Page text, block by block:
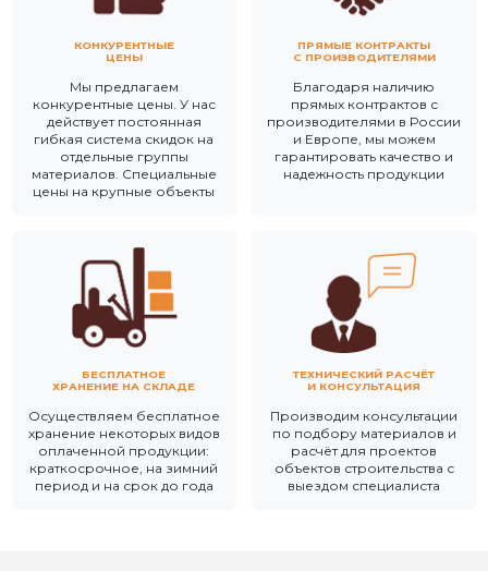
КОНКУРЕНТНЫЕ
ЦЕНЫ
Мы предлагаем
конкурентные цены. У нас
действует постоянная
гибкая система скидок на
отдельные группы
материалов. Специальные
цены на крупные объекты
ПРЯМЫЕ КОНТРАКТЫ
С ПРОИЗВОДИТЕЛЯМИ
Благодаря наличию
прямых контрактов с
производителями в России
и Европе, мы можем
гарантировать качество и
надежность продукции
БЕСПЛАТНОЕ
ХРАНЕНИЕ НА СКЛАДЕ
Осуществляем бесплатное
хранение некоторых видов
оплаченной продукции:
краткосрочное, на зимний
период и на срок до года
ТЕХНИЧЕСКИЙ РАСЧЁТ
И КОНСУЛЬТАЦИЯ
Производим консультации
по подбору материалов и
расчёт для проектов
объектов строительства с
выездом специалиста